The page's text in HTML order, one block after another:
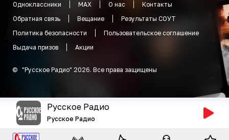
Одноклассники
MAX О нас
Контакты
Обратная связь
Вещание
Результаты СОУТ
Политика безопасности
Пользовательское соглашение
Выдача призов
Акции
© "Русское Радио" 2026. Все права защищены
Русское Радио
Русское Радио